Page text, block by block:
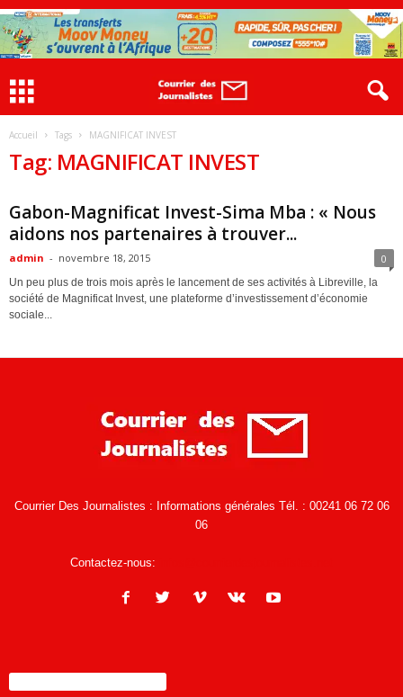
Accueil Tags MAGNIFICAT INVEST
Tag: MAGNIFICAT INVEST
Gabon-Magnificat Invest-Sima Mba : « Nous
aidons nos partenaires à trouver...
admin - novembre 18, 2015 0
Un peu plus de trois mois après le lancement de ses activités à Libreville, la
société de Magnificat Invest, une plateforme d’investissement d’économie
sociale...
Courrier Des Journalistes : Informations générales Tél. : 00241 06 72 06
06
Contactez-nous: